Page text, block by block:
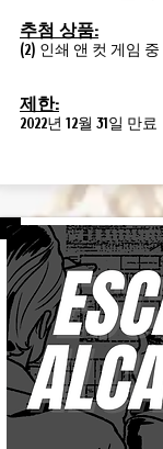
추첨 상품:
(2) 인쇄 앤 컷 게임
제한:
2022년 12월 31일 만료